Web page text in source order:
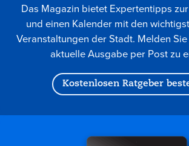
Das Magazin bietet Expertentipps
und einen Kalender mit den
Veranstaltungen der Stadt. Melden
aktuelle Ausgabe per Post zu
Kostenlosen Ratgeber